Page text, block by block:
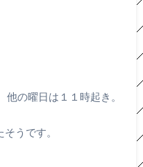
他の曜日は１１時起き。
うです。